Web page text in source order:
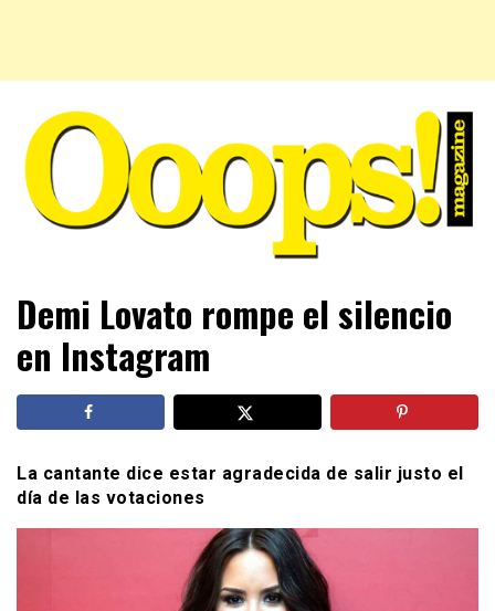
Ooops! Magazine
al tanto de las celebridades que sigues, todo a tu alcance
en un mismo lugar. Grupo Leferas™
Demi Lovato rompe el silencio
en Instagram
La cantante dice estar agradecida de salir justo el
día de las votaciones